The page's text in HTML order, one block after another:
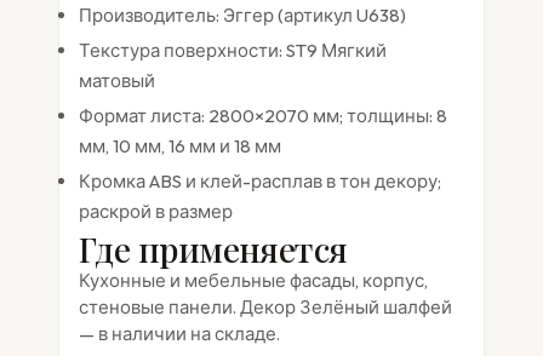
Производитель: Эггер (артикул U638)
Текстура поверхности: ST9 Мягкий
матовый
Формат листа: 2800×2070 мм; толщины: 8
мм, 10 мм, 16 мм и 18 мм
Кромка ABS и клей-расплав в тон декору;
раскрой в размер
Где применяется
Кухонные и мебельные фасады, корпус,
стеновые панели. Декор Зелёный шалфей
— в наличии на складе.